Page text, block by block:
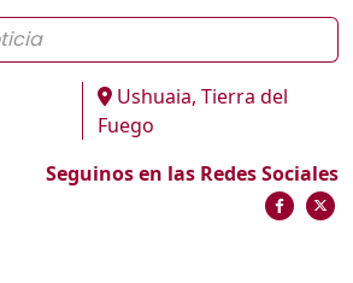
Ushuaia, Tierra del
Fuego
Seguinos en las Redes Sociales